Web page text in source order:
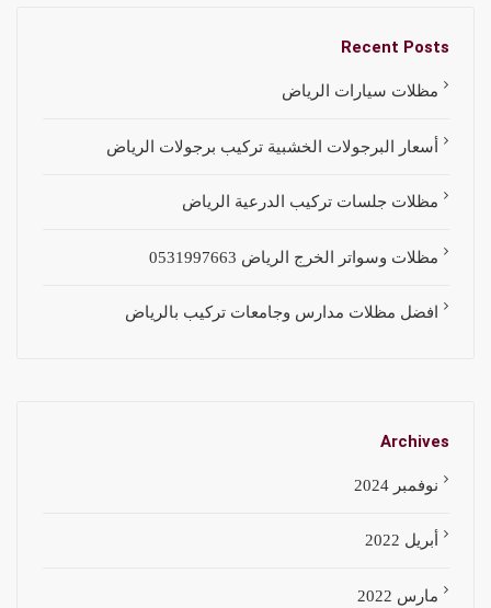
Recent Posts
مظلات سيارات الرياض
أسعار البرجولات الخشبية تركيب برجولات الرياض
مظلات جلسات تركيب الدرعية الرياض
مظلات وسواتر الخرج الرياض 0531997663
افضل مظلات مدارس وجامعات تركيب بالرياض
Archives
نوفمبر 2024
أبريل 2022
مارس 2022